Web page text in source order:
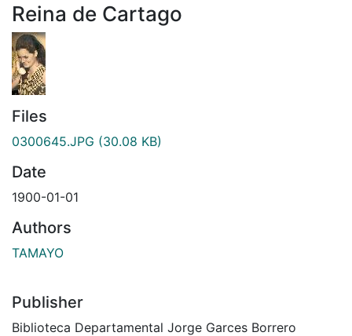
Reina de Cartago
Files
0300645.JPG (30.08 KB)
Date
1900-01-01
Authors
TAMAYO
Publisher
Biblioteca Departamental Jorge Garces Borrero